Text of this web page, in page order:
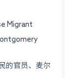
Migrant
的官员、麦尔